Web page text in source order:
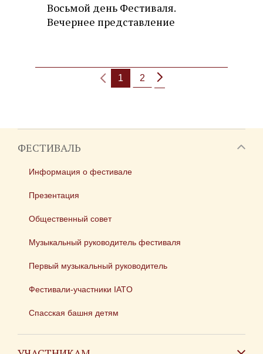
Восьмой день Фестиваля.
Вечернее представление
1 2
ФЕСТИВАЛЬ
Информация о фестивале
Презентация
Общественный совет
Музыкальный руководитель фестиваля
Первый музыкальный руководитель
Фестивали-участники IATO
Спасская башня детям